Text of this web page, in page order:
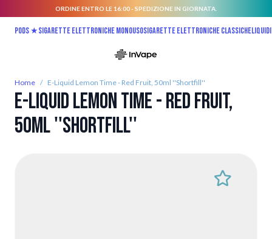
ORDINE ENTRO LE 16:00 - SPEDIZIONE IN GIORNATA.
Pods ★Sigarette elettroniche monousoSigarette elettroniche classiche
Home / E-Liquid Lemon Time - Red Fruit, 50ml ''Shortfill''
E-Liquid Lemon Time - Red Fruit,
50ml ''Shortfill''